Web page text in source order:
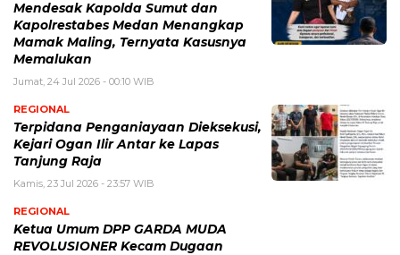
Mendesak Kapolda Sumut dan
Kapolrestabes Medan Menangkap
Mamak Maling, Ternyata Kasusnya
Memalukan
Jumat, 24 Jul 2026 - 00:10 WIB
REGIONAL
Terpidana Penganiayaan Dieksekusi,
Kejari Ogan Ilir Antar ke Lapas
Tanjung Raja
Kamis, 23 Jul 2026 - 23:57 WIB
REGIONAL
Ketua Umum DPP GARDA MUDA
REVOLUSIONER Kecam Dugaan